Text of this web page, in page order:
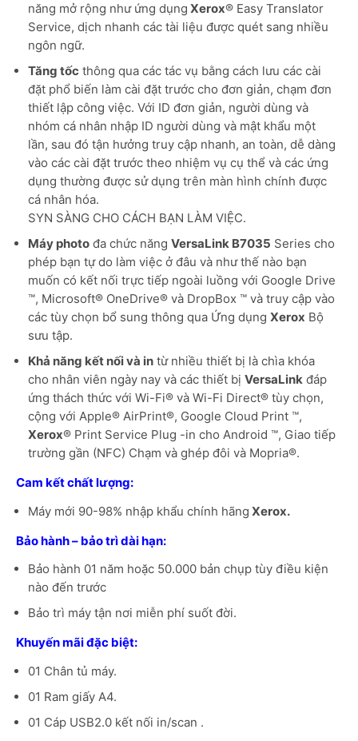
năng mở rộng như ứng dụng Xerox® Easy Translator
Service, dịch nhanh các tài liệu được quét sang nhiều
ngôn ngữ.
Tăng tốc thông qua các tác vụ bằng cách lưu các cài
đặt phổ biến làm cài đặt trước cho đơn giản, chạm đơn
thiết lập công việc. Với ID đơn giản, người dùng và
nhóm cá nhân nhập ID người dùng và mật khẩu một
lần, sau đó tận hưởng truy cập nhanh, an toàn, dễ dàng
vào các cài đặt trước theo nhiệm vụ cụ thể và các ứng
dụng thường được sử dụng trên màn hình chính được
cá nhân hóa.
SYN SÀNG CHO CÁCH BẠN LÀM VIỆC.
Máy photođa chức năng VersaLink B7035 Series cho
phép bạn tự do làm việc ở đâu và như thế nào bạn
muốn có kết nối trực tiếp ngoài luồng với Google Drive
™, Microsoft® OneDrive® và DropBox ™ và truy cập vào
các tùy chọn bổ sung thông qua Ứng dụng Xerox Bộ
sưu tập.
Khả năng kết nối và intừ nhiều thiết bị là chìa khóa
cho nhân viên ngày nay và các thiết bị VersaLinkđáp
ứng thách thức với Wi-Fi® và Wi-Fi Direct® tùy chọn,
cộng với Apple® AirPrint®, Google Cloud Print ™,
Xerox® Print Service Plug -in cho Android ™, Giao tiếp
trường gần (NFC) Chạm và ghép đôi và Mopria®.
Cam kết chất lượng:
Máy mới 90-98% nhập khẩu chính hãng Xerox.
Bảo hành – bảo trì dài hạn:
Bảo hành 01 năm hoặc 50.000 bản chụp tùy điều kiện
nào đến trước
Bảo trì máy tận nơi miễn phí suốt đời.
Khuyến mãi đặc biệt:
01 Chân tủ máy.
01 Ram giấy A4.
01 Cáp USB2.0 kết nối in/scan .